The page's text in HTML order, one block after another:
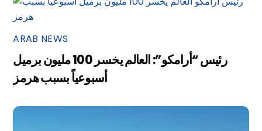
ARAB NEWS
رئيس “أرامكو”: العالم يخسر 100 مليون برميل
أسبوعياً بسبب هرمز